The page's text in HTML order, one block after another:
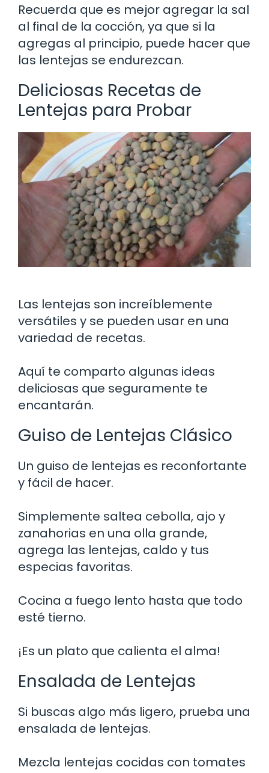
Recuerda que es mejor agregar la sal
al final de la cocción, ya que si la
agregas al principio, puede hacer que
las lentejas se endurezcan.
Deliciosas Recetas de
Lentejas para Probar
Las lentejas son increíblemente
versátiles y se pueden usar en una
variedad de recetas.
Aquí te comparto algunas ideas
deliciosas que seguramente te
encantarán.
Guiso de Lentejas Clásico
Un guiso de lentejas es reconfortante
y fácil de hacer.
Simplemente saltea cebolla, ajo y
zanahorias en una olla grande,
agrega las lentejas, caldo y tus
especias favoritas.
Cocina a fuego lento hasta que todo
esté tierno.
¡Es un plato que calienta el alma!
Ensalada de Lentejas
Si buscas algo más ligero, prueba una
ensalada de lentejas.
Mezcla lentejas cocidas con tomates